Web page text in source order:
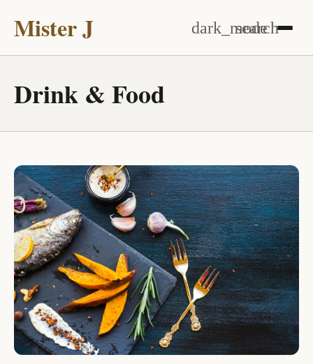
Mister J dark_mode
search
Drink & Food
RESTAURANTS